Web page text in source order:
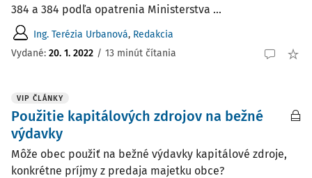
384 a 384 podľa opatrenia Ministerstva ...
Ing. Terézia Urbanová, Redakcia
Vydané: 20. 1. 2022 / 13 minút čítania
VIP ČLÁNKY
Použitie kapitálových zdrojov na bežné
výdavky
Môže obec použiť na bežné výdavky kapitálové zdroje,
konkrétne príjmy z predaja majetku obce?